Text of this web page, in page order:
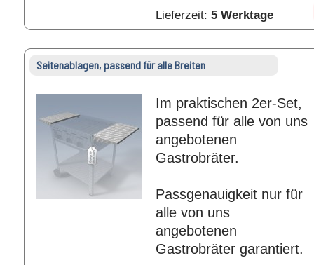
Lieferzeit: 5 Werktage
Seitenablagen, passend für alle Breiten
Im praktischen 2er-Set,
passend für alle von uns
angebotenen
Gastrobräter.
Passgenauigkeit nur für
alle von uns
angebotenen
Gastrobräter garantiert.